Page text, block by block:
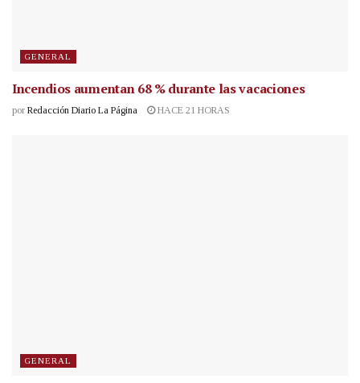
GENERAL
Incendios aumentan 68 % durante las vacaciones
por Redacción Diario La Página HACE 21 HORAS
GENERAL